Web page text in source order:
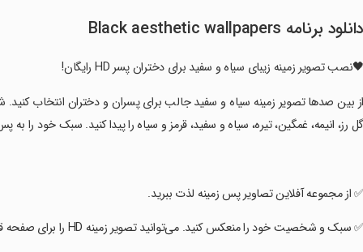
دانلود برنامه Black aesthetic wallpapers
🖤نصب تصویر زمینه زیبای سیاه و سفید برای دختران پسر HD رایگان!
‏از بین صدها تصویر زمینه سیاه و سفید جالب برای پسران و دختران انتخاب کنید.
گل رز، انیمه، غمگین، تیره، سیاه و سفید، قرمز و سیاه را پیدا کنید. سبک خود را
‏✅ از مجموعه آفلاین تصاویر پس زمینه لذت ببرید.
‏✅ سبک و شخصیت خود را منعکس کنید. می‌توانید تصویر زمینه HD را برای صفحه قفل و پس‌زمینه دیگری در صفحه اصلی خود تنظیم کنید.